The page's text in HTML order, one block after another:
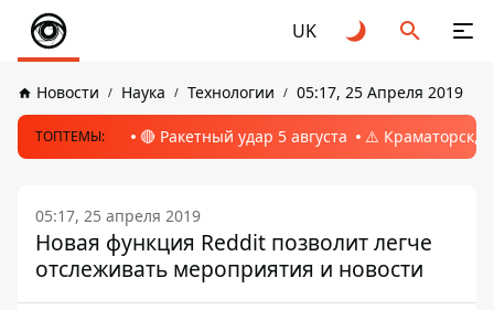
UK
Новости Наука Технологии 05:17, 25 Апреля 2019
ТОПТЕМЫ: 🔴 Ракетный удар 5 августа ⚠️ Краматорск,
05:17, 25 апреля 2019
Новая функция Reddit позволит легче
отслеживать мероприятия и новости